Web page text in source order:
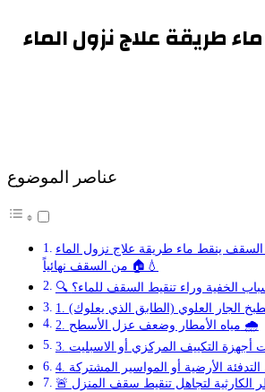
طريقة علاج نزول الماء
عناصر الموضوع
السقف ينقط ماء طريقة علاج نزول الماء
من السقف نهائياً 🏠💧
الخفية وراء تنقيط السقف للماء؟
2. مياه الأمطار وضعف عزل الأسطح 🌧️
الكارثية لتجاهل تنقيط سقف المنزل